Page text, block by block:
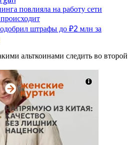
повлияла на работу сети
штрафы до ₽2 млн за
альткоинами следить во второй